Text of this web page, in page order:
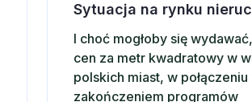
I choć mogłoby się
cen za metr kwadratowy w
polskich miast, w połączeniu
zakończeniem programów